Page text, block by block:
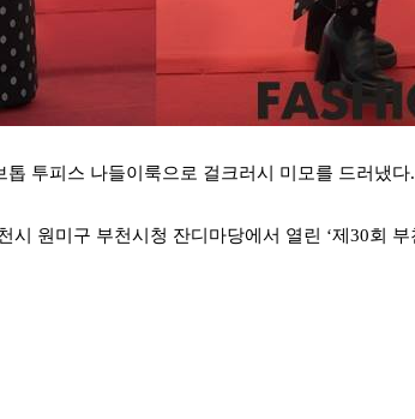
투피스 나들이룩으로 걸크러시 미모를 드러냈다.
시 원미구 부천시청 잔디마당에서 열린 ‘제30회